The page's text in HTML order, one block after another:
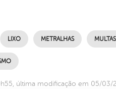
LIXO METRALHAS MULTAS
última modificação em 05/03/